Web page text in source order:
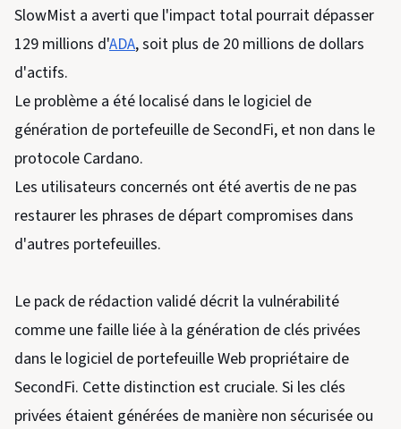
SlowMist a averti que l'impact total pourrait dépasser
129 millions d'ADA, soit plus de 20 millions de dollars
d'actifs.
Le problème a été localisé dans le logiciel de
génération de portefeuille de SecondFi, et non dans le
protocole Cardano.
Les utilisateurs concernés ont été avertis de ne pas
restaurer les phrases de départ compromises dans
d'autres portefeuilles.
Le pack de rédaction validé décrit la vulnérabilité
comme une faille liée à la génération de clés privées
dans le logiciel de portefeuille Web propriétaire de
SecondFi. Cette distinction est cruciale. Si les clés
privées étaient générées de manière non sécurisée ou